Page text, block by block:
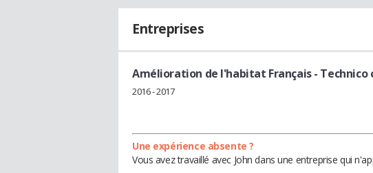
Entreprises
Amélioration de l'habitat Français- Technico
2016 - 2017
Une expérience absente ?
Vous avez travaillé avec John dans une entreprise qui